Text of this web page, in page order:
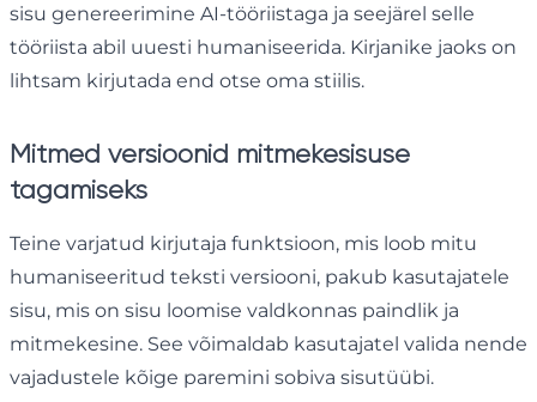
sisu genereerimine AI-tööriistaga ja seejärel selle
tööriista abil uuesti humaniseerida. Kirjanike jaoks on
lihtsam kirjutada end otse oma stiilis.
Mitmed versioonid mitmekesisuse
tagamiseks
Teine varjatud kirjutaja funktsioon, mis loob mitu
humaniseeritud teksti versiooni, pakub kasutajatele
sisu, mis on sisu loomise valdkonnas paindlik ja
mitmekesine. See võimaldab kasutajatel valida nende
vajadustele kõige paremini sobiva sisutüübi.